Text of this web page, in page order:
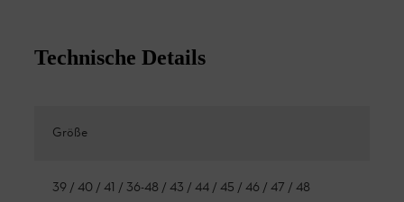
Technische Details
Größe
39 / 40 / 41 / 36-48 / 43 / 44 / 45 / 46 / 47 / 48